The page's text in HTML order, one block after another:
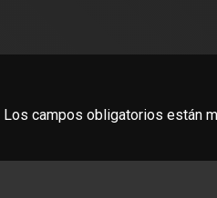
Los campos obligatorios están